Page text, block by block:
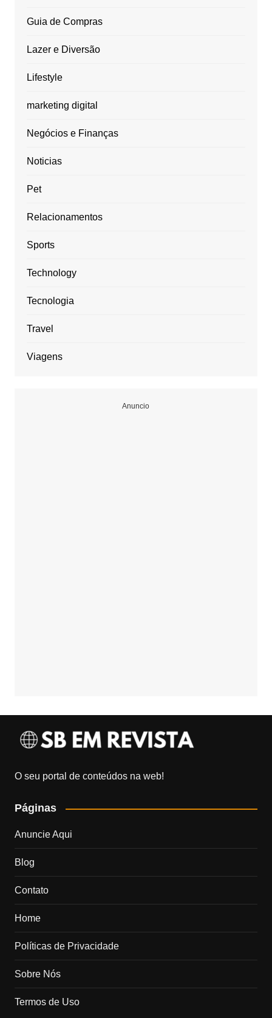
Guia de Compras
Lazer e Diversão
Lifestyle
marketing digital
Negócios e Finanças
Noticias
Pet
Relacionamentos
Sports
Technology
Tecnologia
Travel
Viagens
Anuncio
O seu portal de conteúdos na web!
Páginas
Anuncie Aqui
Blog
Contato
Home
Políticas de Privacidade
Sobre Nós
Termos de Uso